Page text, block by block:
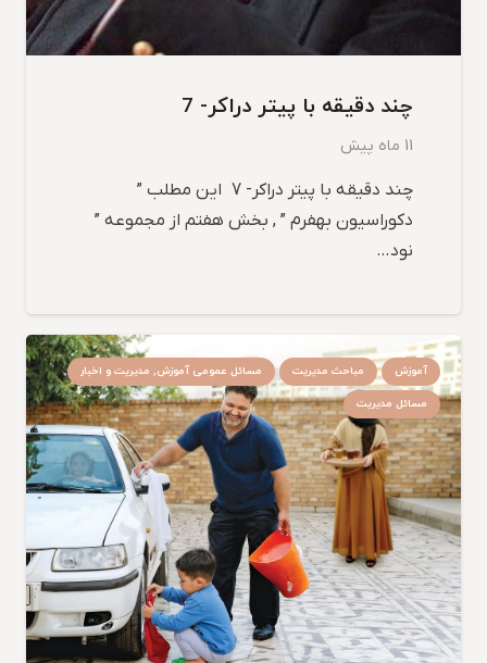
چند دقیقه با پیتر دراکر- 7
11 ماه پیش
چند دقیقه با پیتر دراکر- 7 این مطلب ”
دکوراسیون بهفرم ” , بخش هفتم از مجموعه ”
نود…
آموزش مباحث مدیریت
مسائل عمومی آموزش, مدیریت و اخبار
مسائل مدیریت